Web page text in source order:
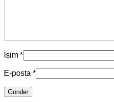
İsim *
E-posta *